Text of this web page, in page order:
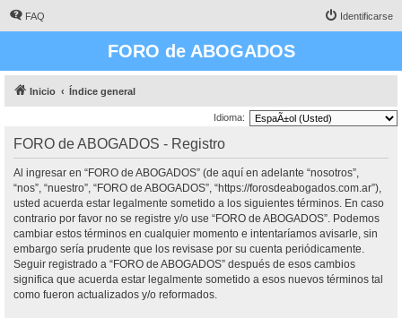
FAQ Identificarse
FORO de ABOGADOS
Inicio Índice general
Idioma:
FORO de ABOGADOS - Registro
Al ingresar en “FORO de ABOGADOS” (de aquí en adelante “nosotros”,
“nos”, “nuestro”, “FORO de ABOGADOS”, “https://forosdeabogados.com.ar”),
usted acuerda estar legalmente sometido a los siguientes términos. En caso
contrario por favor no se registre y/o use “FORO de ABOGADOS”. Podemos
cambiar estos términos en cualquier momento e intentaríamos avisarle, sin
embargo sería prudente que los revisase por su cuenta periódicamente.
Seguir registrado a “FORO de ABOGADOS” después de esos cambios
significa que acuerda estar legalmente sometido a esos nuevos términos tal
como fueron actualizados y/o reformados.